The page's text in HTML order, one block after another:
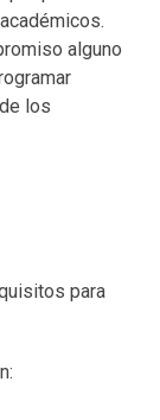
alguno
los
para